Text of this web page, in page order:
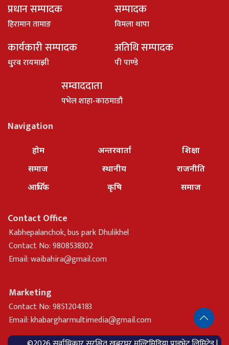
प्रधान सम्पादक
हिरामान तामाङ
सम्पादक
विमला थापा
कार्यकारी सम्पादक
धु्रव रायमाझी
अतिथि सम्पादक
पी पाण्डे
सम्वाददाता
पभेल शाहा-काठमाडौ
Navigation
होम
समाज
आर्थिक
अन्तरवार्ता
स्थानीय
कृषि
शिक्षा
राजनीति
समाज
Contact Office
Kabhepalanchok, bus park Dhulikhel
Contact No: 9808538302
Email:waibahira@gmail.com
Marketing
Contact No: 9851204183
Email:khabargharmultimedia@gmail.com